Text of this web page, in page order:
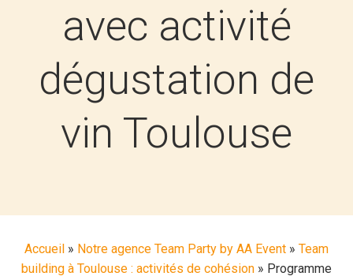
avec activité
dégustation de
vin Toulouse
Accueil » Notre agence Team Party by AA Event » Team
building à Toulouse : activités de cohésion » Programme